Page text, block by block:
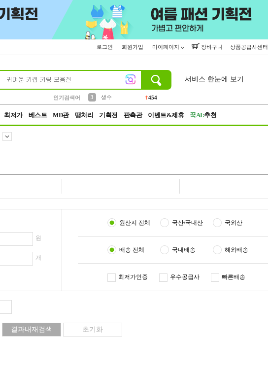
로그인 회원가입 마이페이지 장바구니 상품공급사센터
인기검색어
4
등산
152
서비스 한눈에 보기
최저가 베스트 MD관 땡처리 기획전 판촉관 이벤트&제휴 꾹AI:추천
원
개
원산지 전체 국산/국내산 국외산
배송 전체 국내배송 해외배송
최저가인증 우수공급사 빠른배송